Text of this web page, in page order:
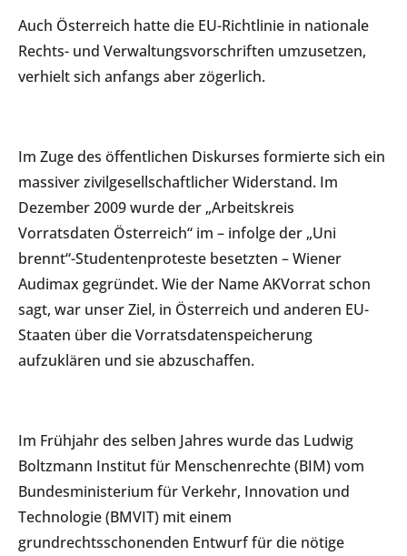
Auch Österreich hatte die EU-Richtlinie in nationale
Rechts- und Verwaltungsvorschriften umzusetzen,
verhielt sich anfangs aber zögerlich.
Im Zuge des öffentlichen Diskurses formierte sich ein
massiver zivilgesellschaftlicher Widerstand. Im
Dezember 2009 wurde der „Arbeitskreis
Vorratsdaten Österreich“ im – infolge der „Uni
brennt“-Studentenproteste besetzten – Wiener
Audimax gegründet. Wie der Name AKVorrat schon
sagt, war unser Ziel, in Österreich und anderen EU-
Staaten über die Vorratsdatenspeicherung
aufzuklären und sie abzuschaffen.
Im Frühjahr des selben Jahres wurde das Ludwig
Boltzmann Institut für Menschenrechte (BIM) vom
Bundesministerium für Verkehr, Innovation und
Technologie (BMVIT) mit einem
grundrechtsschonenden Entwurf für die nötige